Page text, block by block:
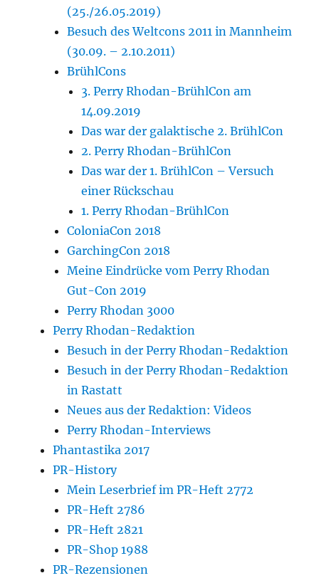
(25./26.05.2019)
Besuch des Weltcons 2011 in Mannheim
(30.09. – 2.10.2011)
BrühlCons
3. Perry Rhodan-BrühlCon am
14.09.2019
Das war der galaktische 2. BrühlCon
2. Perry Rhodan-BrühlCon
Das war der 1. BrühlCon – Versuch
einer Rückschau
1. Perry Rhodan-BrühlCon
ColoniaCon 2018
GarchingCon 2018
Meine Eindrücke vom Perry Rhodan
Gut-Con 2019
Perry Rhodan 3000
Perry Rhodan-Redaktion
Besuch in der Perry Rhodan-Redaktion
Besuch in der Perry Rhodan-Redaktion
in Rastatt
Neues aus der Redaktion: Videos
Perry Rhodan-Interviews
Phantastika 2017
PR-History
Mein Leserbrief im PR-Heft 2772
PR-Heft 2786
PR-Heft 2821
PR-Shop 1988
PR-Rezensionen